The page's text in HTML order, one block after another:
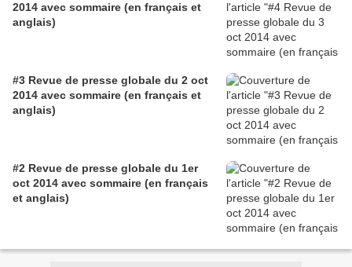
2014 avec sommaire (en français et
anglais)
#3 Revue de presse globale du 2 oct
2014 avec sommaire (en français et
anglais)
#2 Revue de presse globale du 1er
oct 2014 avec sommaire (en français
et anglais)